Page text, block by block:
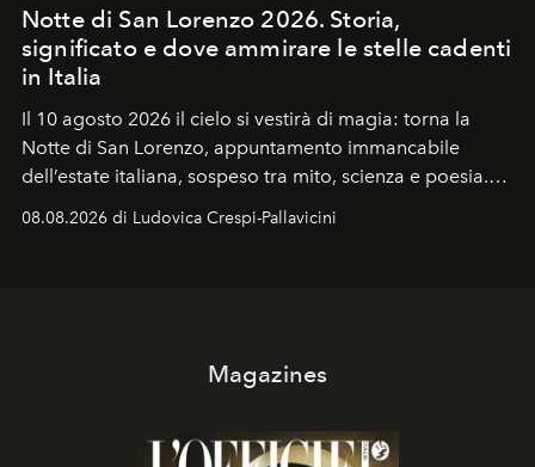
Notte di San Lorenzo 2026. Storia,
significato e dove ammirare le stelle cadenti
in Italia
Il 10 agosto 2026 il cielo si vestirà di magia: torna la
Notte di San Lorenzo, appuntamento immancabile
dell’estate italiana, sospeso tra mito, scienza e poesia.
Sarà il momento in cui gli occhi si alzano verso la volta
celeste per seguire il passaggio delle
08.08.2026 di Ludovica Crespi-Pallavicini
Magazines